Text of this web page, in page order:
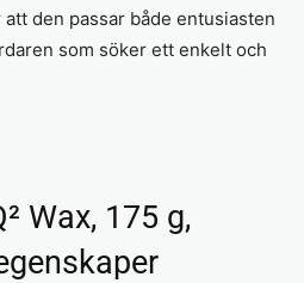
den passar både entusiasten
som söker ett enkelt och
Wax, 175 g,